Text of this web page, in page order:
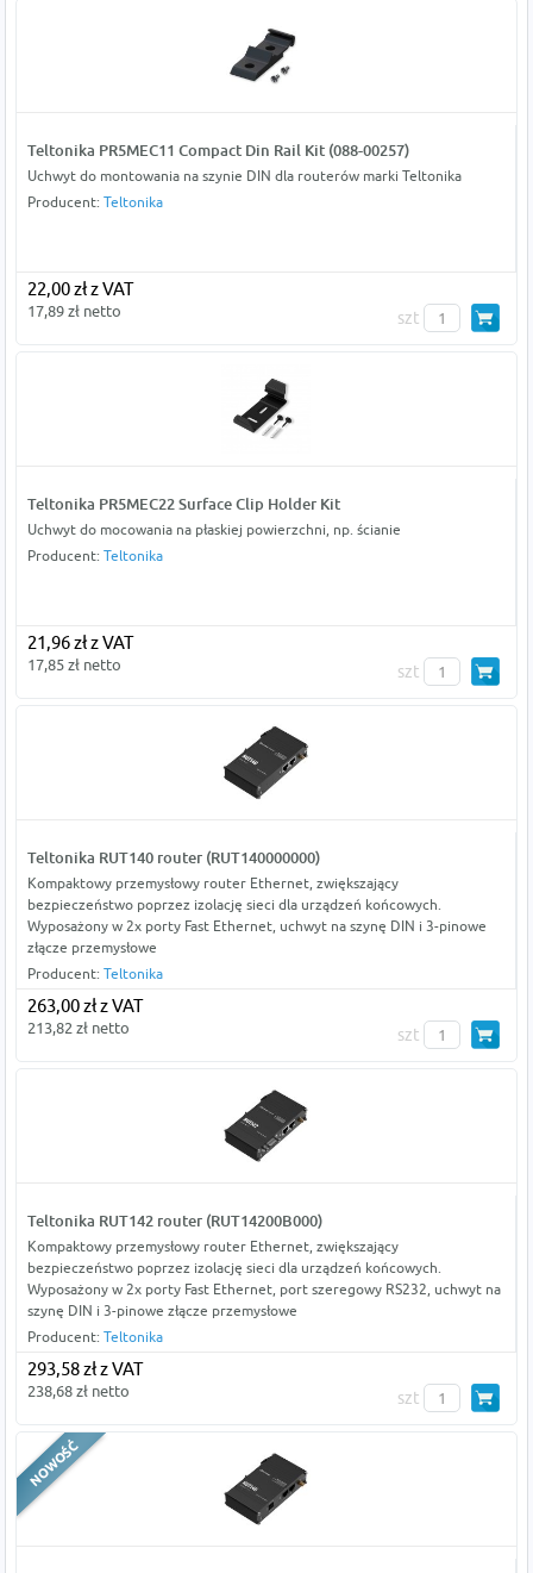
Teltonika PR5MEC11 Compact Din Rail Kit (088-00257)
Uchwyt do montowania na szynie DIN dla routerów marki Teltonika
Producent: Teltonika
22,00 zł z VAT
17,89 zł netto szt
Teltonika PR5MEC22 Surface Clip Holder Kit
Uchwyt do mocowania na płaskiej powierzchni, np. ścianie
Producent: Teltonika
21,96 zł z VAT
17,85 zł netto szt
Teltonika RUT140 router (RUT140000000)
Kompaktowy przemysłowy router Ethernet, zwiększający
bezpieczeństwo poprzez izolację sieci dla urządzeń końcowych.
Wyposażony w 2x porty Fast Ethernet, uchwyt na szynę DIN i 3-pinowe
złącze przemysłowe
Producent: Teltonika
263,00 zł z VAT
213,82 zł netto szt
Teltonika RUT142 router (RUT14200B000)
Kompaktowy przemysłowy router Ethernet, zwiększający
bezpieczeństwo poprzez izolację sieci dla urządzeń końcowych.
Wyposażony w 2x porty Fast Ethernet, port szeregowy RS232, uchwyt na
szynę DIN i 3-pinowe złącze przemysłowe
Producent: Teltonika
293,58 zł z VAT
238,68 zł netto szt